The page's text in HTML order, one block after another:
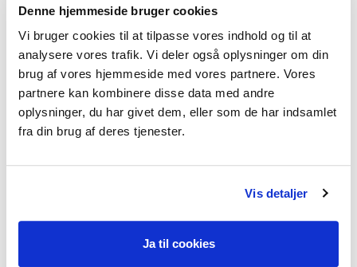
Denne hjemmeside bruger cookies
Vi bruger cookies til at tilpasse vores indhold og til at
analysere vores trafik. Vi deler også oplysninger om din
brug af vores hjemmeside med vores partnere. Vores
partnere kan kombinere disse data med andre
oplysninger, du har givet dem, eller som de har indsamlet
fra din brug af deres tjenester.
Vis detaljer
Ja til cookies
Erhvervsforsikring
Hvis du er bosiddende i Grønland eller
Færøerne bliver du automatisk dækket af
en erhvervsforsikring fra Topdanmark.